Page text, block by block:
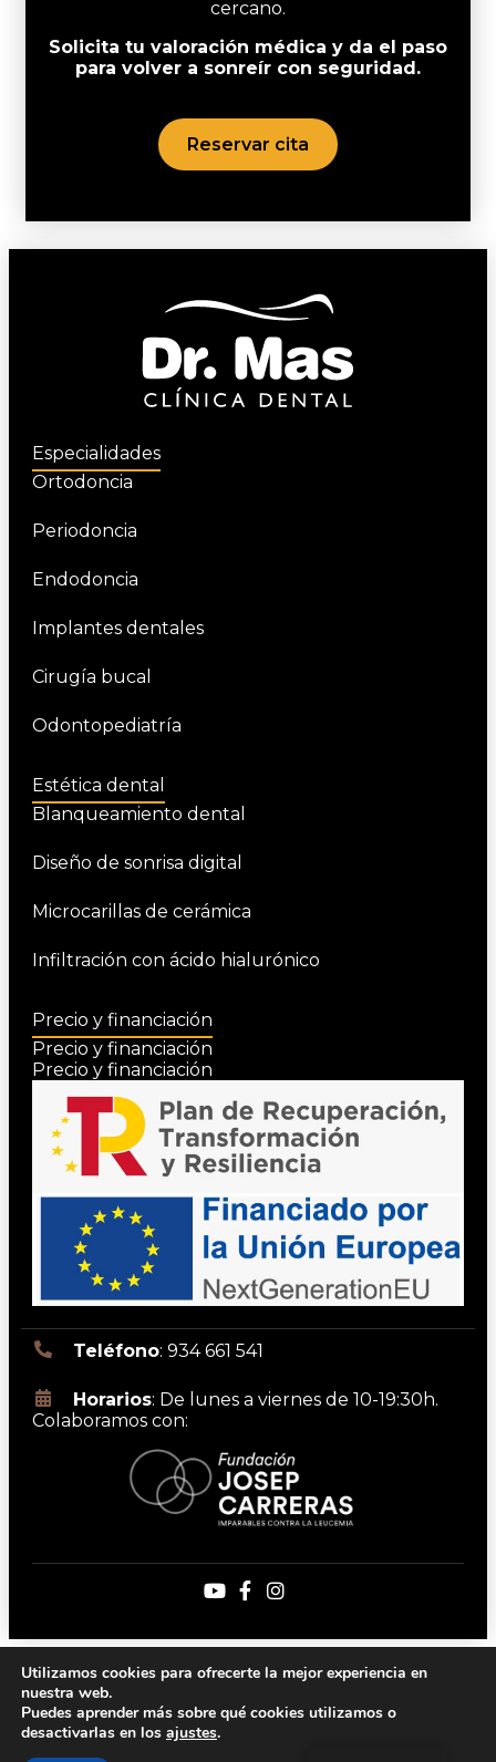
cercano.
Solicita tu valoración médica y da el paso
para volver a sonreír con seguridad.
Reservar cita
Especialidades
Ortodoncia
Periodoncia
Endodoncia
Implantes dentales
Cirugía bucal
Odontopediatría
Estética dental
Blanqueamiento dental
Diseño de sonrisa digital
Microcarillas de cerámica
Infiltración con ácido hialurónico
Precio y financiación
Precio y financiación
Precio y financiación
Teléfono: 934 661 541
Horarios: De lunes a viernes de 10-19:30h.
Colaboramos con:
Política de cookiesPolítica de accesibilidad
Copyright 2026 | DrMas
Created by the best
Utilizamos cookies para ofrecerte la mejor experiencia en
nuestra web.
Puedes aprender más sobre qué cookies utilizamos o
desactivarlas en los ajustes.